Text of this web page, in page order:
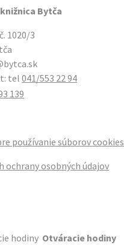
Bytča
1020/3
041/553 22 94
139
používanie súborov cookies
ochrany osobných údajov
Otváracie hodiny